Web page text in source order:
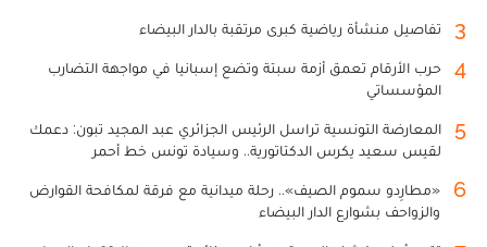
3 تفاصيل منشأة رياضية كبرى مرتقبة بالدار البيضاء
4
حرب الأرقام تعمق أزمة سبتة وتضع إسبانيا في مواجهة التضارب
المؤسساتي
5
المعارضة التونسية تراسل الرئيس الجزائري عبد المجيد تبون: دعمك
لقيس سعيد يكرس الدكتاتورية.. وسيادة تونس خط أحمر
6
«مطارِدو سموم الصيف».. رحلة ميدانية مع فرقة لمكافحة القوارض
والزواحف بشوارع الدار البيضاء